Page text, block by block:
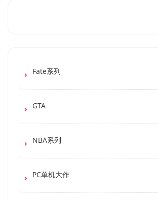
Fate系列
GTA
NBA系列
PC单机大作